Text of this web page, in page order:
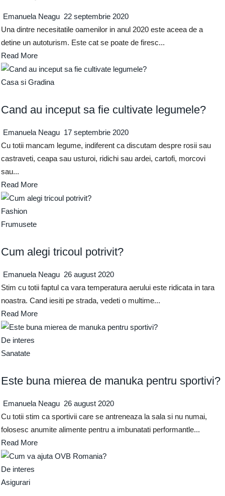
Emanuela Neagu 22 septembrie 2020
Una dintre necesitatile oamenilor in anul 2020 este aceea de a
detine un autoturism. Este cat se poate de firesc...
Read More
Casa si Gradina
Cand au inceput sa fie cultivate legumele?
Emanuela Neagu 17 septembrie 2020
Cu totii mancam legume, indiferent ca discutam despre rosii sau
castraveti, ceapa sau usturoi, ridichi sau ardei, cartofi, morcovi
sau...
Read More
Fashion
Frumusete
Cum alegi tricoul potrivit?
Emanuela Neagu 26 august 2020
Stim cu totii faptul ca vara temperatura aerului este ridicata in tara
noastra. Cand iesiti pe strada, vedeti o multime...
Read More
De interes
Sanatate
Este buna mierea de manuka pentru sportivi?
Emanuela Neagu 26 august 2020
Cu totii stim ca sportivii care se antreneaza la sala si nu numai,
folosesc anumite alimente pentru a imbunatati performantle...
Read More
De interes
Asigurari